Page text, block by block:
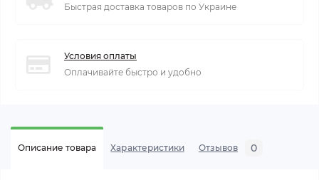
Быстрая доставка товаров по Украине
Условия оплаты
Оплачивайте быстро и удобно
Описание товара Характеристики Отзывов 0